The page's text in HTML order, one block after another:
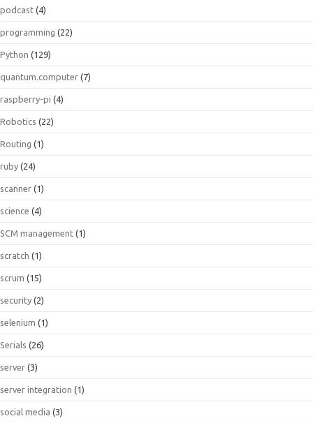
podcast (4)
programming (22)
Python (129)
quantum.computer (7)
raspberry-pi (4)
Robotics (22)
Routing (1)
ruby (24)
scanner (1)
science (4)
SCM management (1)
scratch (1)
scrum (15)
security (2)
selenium (1)
Serials (26)
server (3)
server integration (1)
social media (3)